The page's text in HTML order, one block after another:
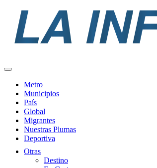
Metro
Municipios
País
Global
Migrantes
Nuestras Plumas
Deportiva
Otras
Destino